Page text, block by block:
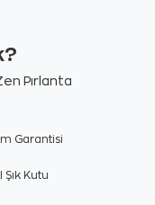
Pırlanta
Garantisi
Şık Kutu